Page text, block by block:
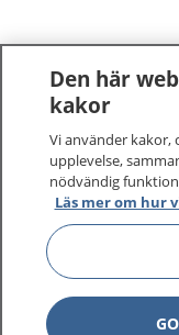
Den här
kakor
Vi använder kakor,
upplevelse,
nödvändig
Läs mer om hur